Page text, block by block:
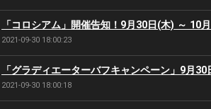
「コロシアム」開催告知！9月30日(木) ～ 10
2021-09-30 18:00:23
「グラディエーターバフキャンペーン」9月
2021-09-30 18:00:18